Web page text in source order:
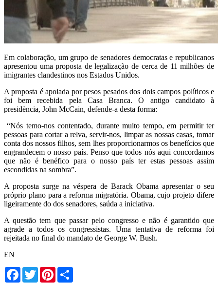
Em colaboração, um grupo de senadores democratas e republicanos
apresentou uma proposta de legalização de cerca de 11 milhões de
imigrantes clandestinos nos Estados Unidos.
A proposta é apoiada por pesos pesados dos dois campos políticos e
foi bem recebida pela Casa Branca. O antigo candidato à
presidència, John McCain, defende-a desta forma:
“Nós temo-nos contentado, durante muito tempo, em permitir ter
pessoas para cortar a relva, servir-nos, limpar as nossas casas, tomar
conta dos nossos filhos, sem lhes proporcionarmos os benefícios que
engrandecem o nosso país. Penso que todos nós aqui concordamos
que não é benéfico para o nosso país ter estas pessoas assim
escondidas na sombra”.
A proposta surge na véspera de Barack Obama apresentar o seu
próprio plano para a reforma migratória. Obama, cujo projeto difere
ligeiramente do dos senadores, saúda a iniciativa.
A questão tem que passar pelo congresso e não é garantido que
agrade a todos os congressistas. Uma tentativa de reforma foi
rejeitada no final do mandato de George W. Bush.
EN
Facebook
TwitterPinterest